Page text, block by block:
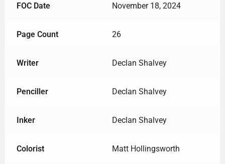
FOC Date November 18, 2024
Page Count 26
Writer Declan Shalvey
Penciller Declan Shalvey
Inker Declan Shalvey
Colorist Matt Hollingsworth